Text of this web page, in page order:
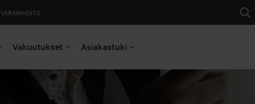
VARAINHOITO
Vakuutukset Asiakastuki